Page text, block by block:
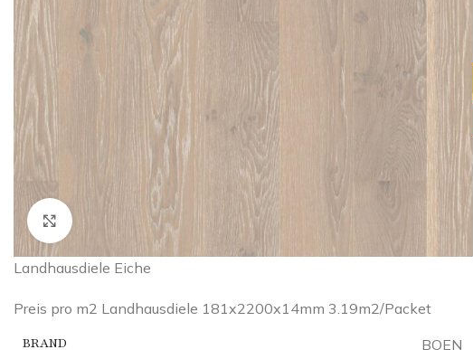
Click to enlarge
Landhausdiele Eiche
Preis pro m2 Landhausdiele 181x2200x14mm 3.19m2/Packet
BRAND BOEN